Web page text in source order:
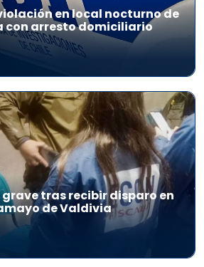
en local nocturno de
con arresto domiciliario
tras recibir disparo en
de Valdivia